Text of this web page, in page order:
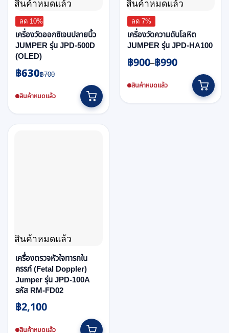
สินค้าหมดแล้ว
ลด 10%
เครื่องวัดออกซิเจนปลายนิ้ว
JUMPER รุ่น JPD-500D
(OLED)
฿700
Original
was:
฿630
Current
is:สินค้าหมดแล้ว
สินค้าหมดแล้ว
ลด 7%
เครื่องวัดความดันโลหิต
JUMPER รุ่น JPD-HA100
฿900–฿990
Price
฿900
สินค้าหมดแล้ว
product
สินค้าหมดแล้ว
เครื่องตรวจหัวใจทารกใน
ครรภ์ (Fetal Doppler)
Jumper รุ่น JPD-100A
รหัส RM-FD02
฿2,100
สินค้าหมดแล้ว